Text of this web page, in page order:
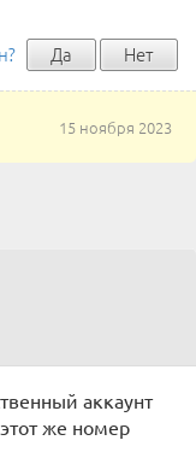
Да Нет
15 ноября 2023
аккаунт
же номер